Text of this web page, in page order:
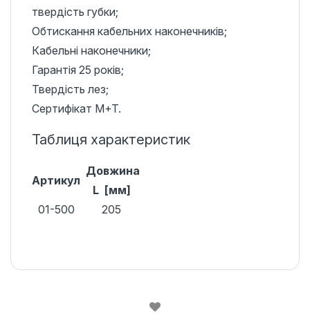
твердість губки;
Обтискання кабельних наконечників;
Кабельні наконечники;
Гарантія 25 років;
Твердість лез;
Сертифікат M+T.
Таблиця характеристик
Артикул
Довжина
L [мм]
01-500
205